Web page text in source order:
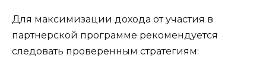
Для максимизации дохода от участия в
партнерской программе рекомендуется
следовать проверенным стратегиям: